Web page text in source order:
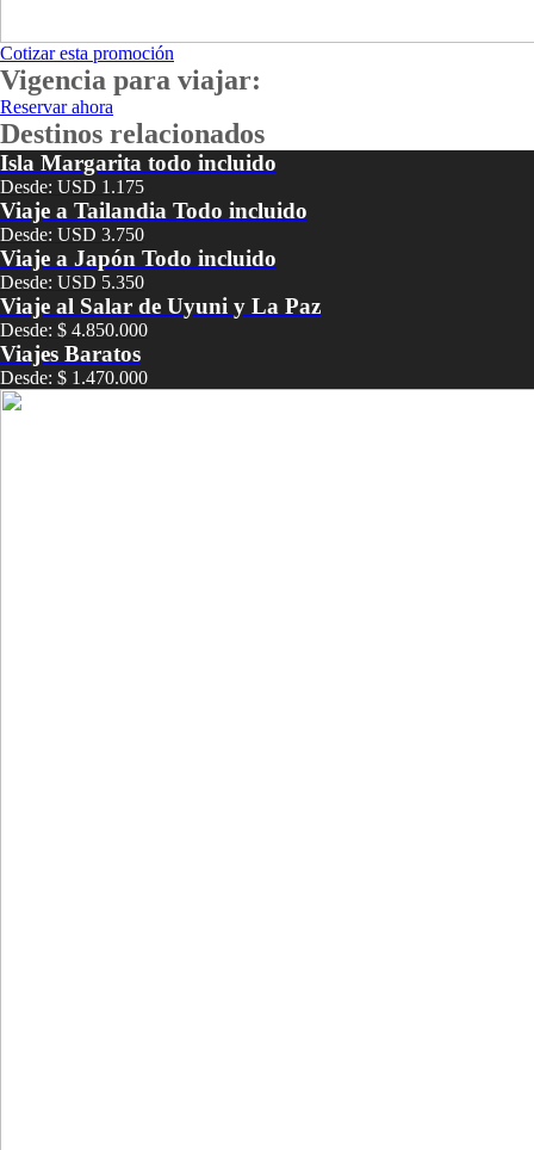
Cotizar esta promoción
Vigencia para viajar:
Reservar ahora
Destinos relacionados
Isla Margarita todo incluido
Desde: USD 1.175
Viaje a Tailandia Todo incluido
Desde: USD 3.750
Viaje a Japón Todo incluido
Desde: USD 5.350
Viaje al Salar de Uyuni y La Paz
Desde: $ 4.850.000
Viajes Baratos
Desde: $ 1.470.000